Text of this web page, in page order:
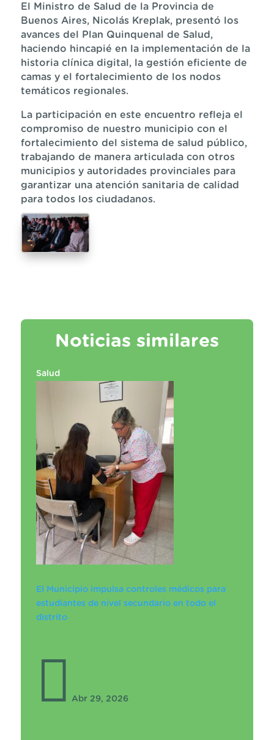
El Ministro de Salud de la Provincia de
Buenos Aires, Nicolás Kreplak, presentó los
avances del Plan Quinquenal de Salud,
haciendo hincapié en la implementación de la
historia clínica digital, la gestión eficiente de
camas y el fortalecimiento de los nodos
temáticos regionales.​
La participación en este encuentro refleja el
compromiso de nuestro municipio con el
fortalecimiento del sistema de salud público,
trabajando de manera articulada con otros
municipios y autoridades provinciales para
garantizar una atención sanitaria de calidad
para todos los ciudadanos.​
Noticias similares
Salud
El Municipio impulsa controles médicos para
estudiantes de nivel secundario en todo el
distrito
 Abr 29, 2026